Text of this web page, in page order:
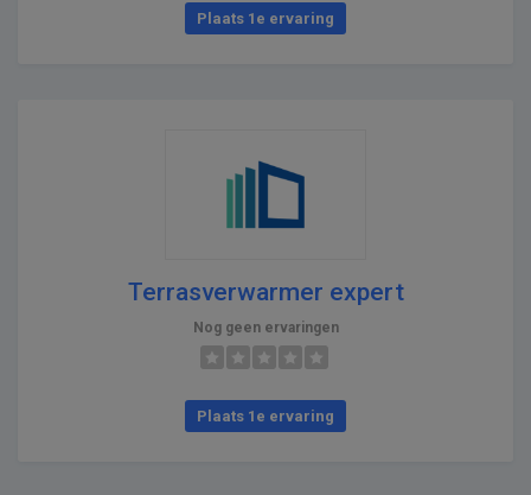
Plaats 1e ervaring
Terrasverwarmer expert
Nog geen ervaringen
Plaats 1e ervaring